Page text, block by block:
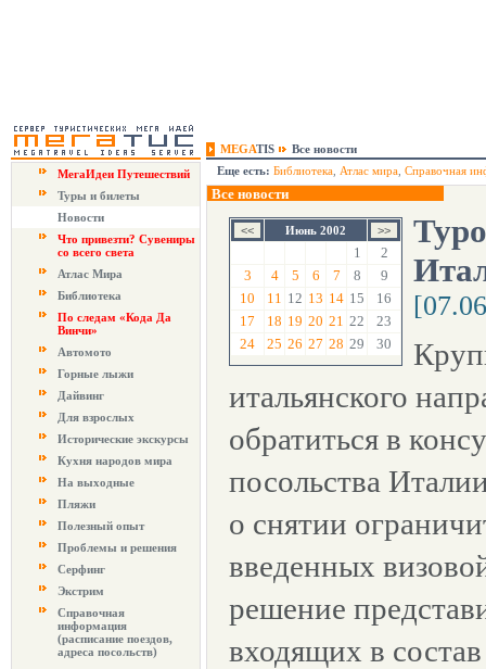
MEGATIS
Все новости
МегаИдеи Путешествий
Туры и билеты
Новости
Что привезти? Сувениры
со всего света
Атлас Мира
Библиотека
По следам «Кода Да
Винчи»
Автомото
Горные лыжи
Дайвинг
Для взрослых
Исторические экскурсы
Кухня народов мира
На выходные
Пляжи
Полезный опыт
Проблемы и решения
Серфинг
Экстрим
Справочная
информация
(расписание поездов,
адреса посольств)
Еще есть: Библиотека Атлас мира Справочная
Все новости
Июнь 2002
1
2
3
4 5 6 7 8
9
10
11 12 13 14 15
16
17
18 19 20 21 22
23
24
25 26 27 28 29 30
итальянского
обратиться в
посольства
о снятии
введенных
решение
входящих в